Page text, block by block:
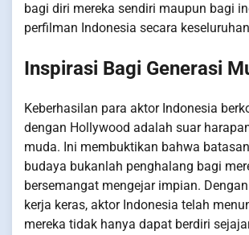
bagi diri mereka sendiri maupun bagi
perfilman Indonesia secara
Inspirasi Bagi Generasi
Keberhasilan para aktor Indonesia
dengan Hollywood adalah suar
muda. Ini membuktikan bahwa
budaya bukanlah penghalang bagi
bersemangat mengejar impian.
kerja keras, aktor Indonesia telah
mereka tidak hanya dapat berdiri